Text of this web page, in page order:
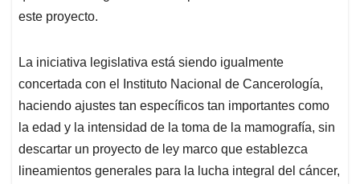
este proyecto.
La iniciativa legislativa está siendo igualmente
concertada con el Instituto Nacional de Cancerología,
haciendo ajustes tan específicos tan importantes como
la edad y la intensidad de la toma de la mamografía, sin
descartar un proyecto de ley marco que establezca
lineamientos generales para la lucha integral del cáncer,